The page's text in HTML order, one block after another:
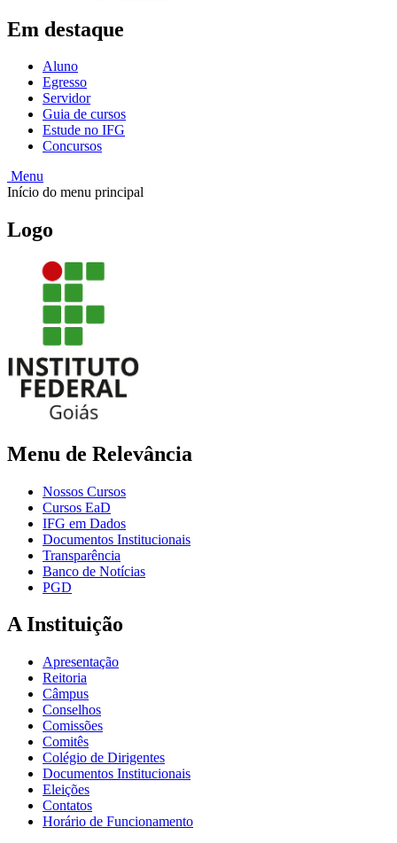
Em destaque
Aluno
Egresso
Servidor
Guia de cursos
Estude no IFG
Concursos
Menu
Início do menu principal
Logo
Menu de Relevância
Nossos Cursos
Cursos EaD
IFG em Dados
Documentos Institucionais
Transparência
Banco de Notícias
PGD
A Instituição
Apresentação
Reitoria
Câmpus
Conselhos
Comissões
Comitês
Colégio de Dirigentes
Documentos Institucionais
Eleições
Contatos
Horário de Funcionamento